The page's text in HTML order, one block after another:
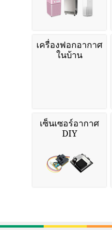
เครื่องฟอกอากาศ
ในบ้าน
เซ็นเซอร์อากาศ
DIY